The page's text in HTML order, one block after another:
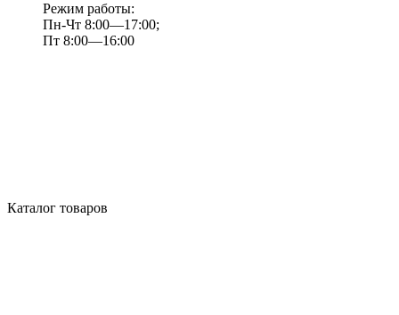
Режим работы:
Пн-Чт 8:00—17:00;
Пт 8:00—16:00
Каталог товаров